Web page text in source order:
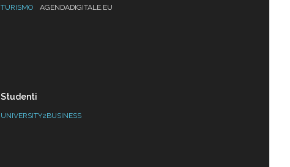
TURISMO
AGENDADIGITALE.EU
Studenti
UNIVERSITY2BUSINESS